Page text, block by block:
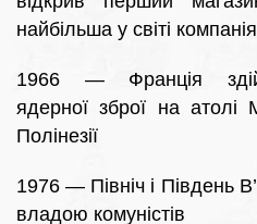
найбільша у світі
1966 — Франція
ядерної зброї на атолі
Полінезії
1976 — Північ і Південь
владою комуністів